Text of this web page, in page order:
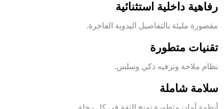
رفاهية داخلية استثنائية
مقصورة مليئة بالتفاصيل اليدوية الفاخرة.
تقنيات متطورة
نظام ملاحة وترفيه ذكي وسلس.
سلامة شاملة
أنظمة أمان متطورة تمنح الثقة في كل رحلة.